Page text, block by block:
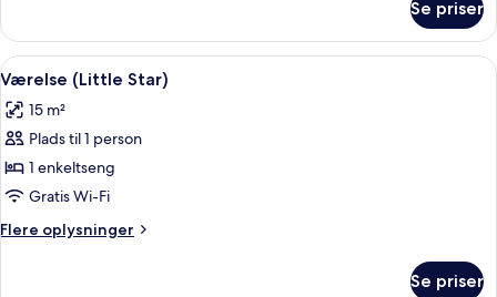
suite
Se priser
Indlæs
alle
billeder
af
Værelse
(Little
Star)
Et hotelværelse med seng,
5
Værelse (Little Star)
15 m²
Plads til 1 person
1 enkeltseng
Gratis Wi-Fi
Flere oplysninger
Flere
Se priser